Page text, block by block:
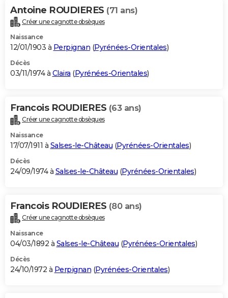
Antoine ROUDIERES (71 ans)
Créer une cagnotte obsèques
Naissance
12/01/1903 à Perpignan (Pyrénées-Orientales)
Décès
03/11/1974 à Claira (Pyrénées-Orientales)
Francois ROUDIERES (63 ans)
Créer une cagnotte obsèques
Naissance
17/07/1911 à Salses-le-Château (Pyrénées-Orientales)
Décès
24/09/1974 à Salses-le-Château (Pyrénées-Orientales)
Francois ROUDIERES (80 ans)
Créer une cagnotte obsèques
Naissance
04/03/1892 à Salses-le-Château (Pyrénées-Orientales)
Décès
24/10/1972 à Perpignan (Pyrénées-Orientales)